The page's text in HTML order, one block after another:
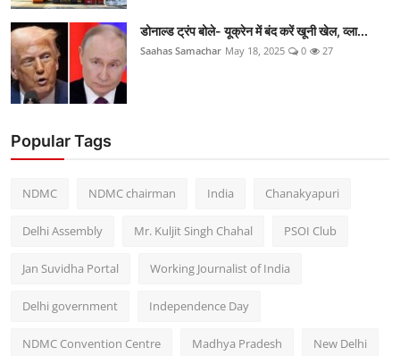
डोनाल्ड ट्रंप बोले- यूक्रेन में बंद करें खूनी खेल, व्ला...
Saahas Samachar May 18, 2025 0 27
Popular Tags
NDMC NDMC chairman India Chanakyapuri
Delhi Assembly Mr. Kuljit Singh Chahal PSOI Club
Jan Suvidha Portal Working Journalist of India
Delhi government Independence Day
NDMC Convention Centre Madhya Pradesh New Delhi